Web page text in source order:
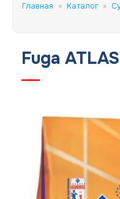
Главная » Каталог »
Fuga